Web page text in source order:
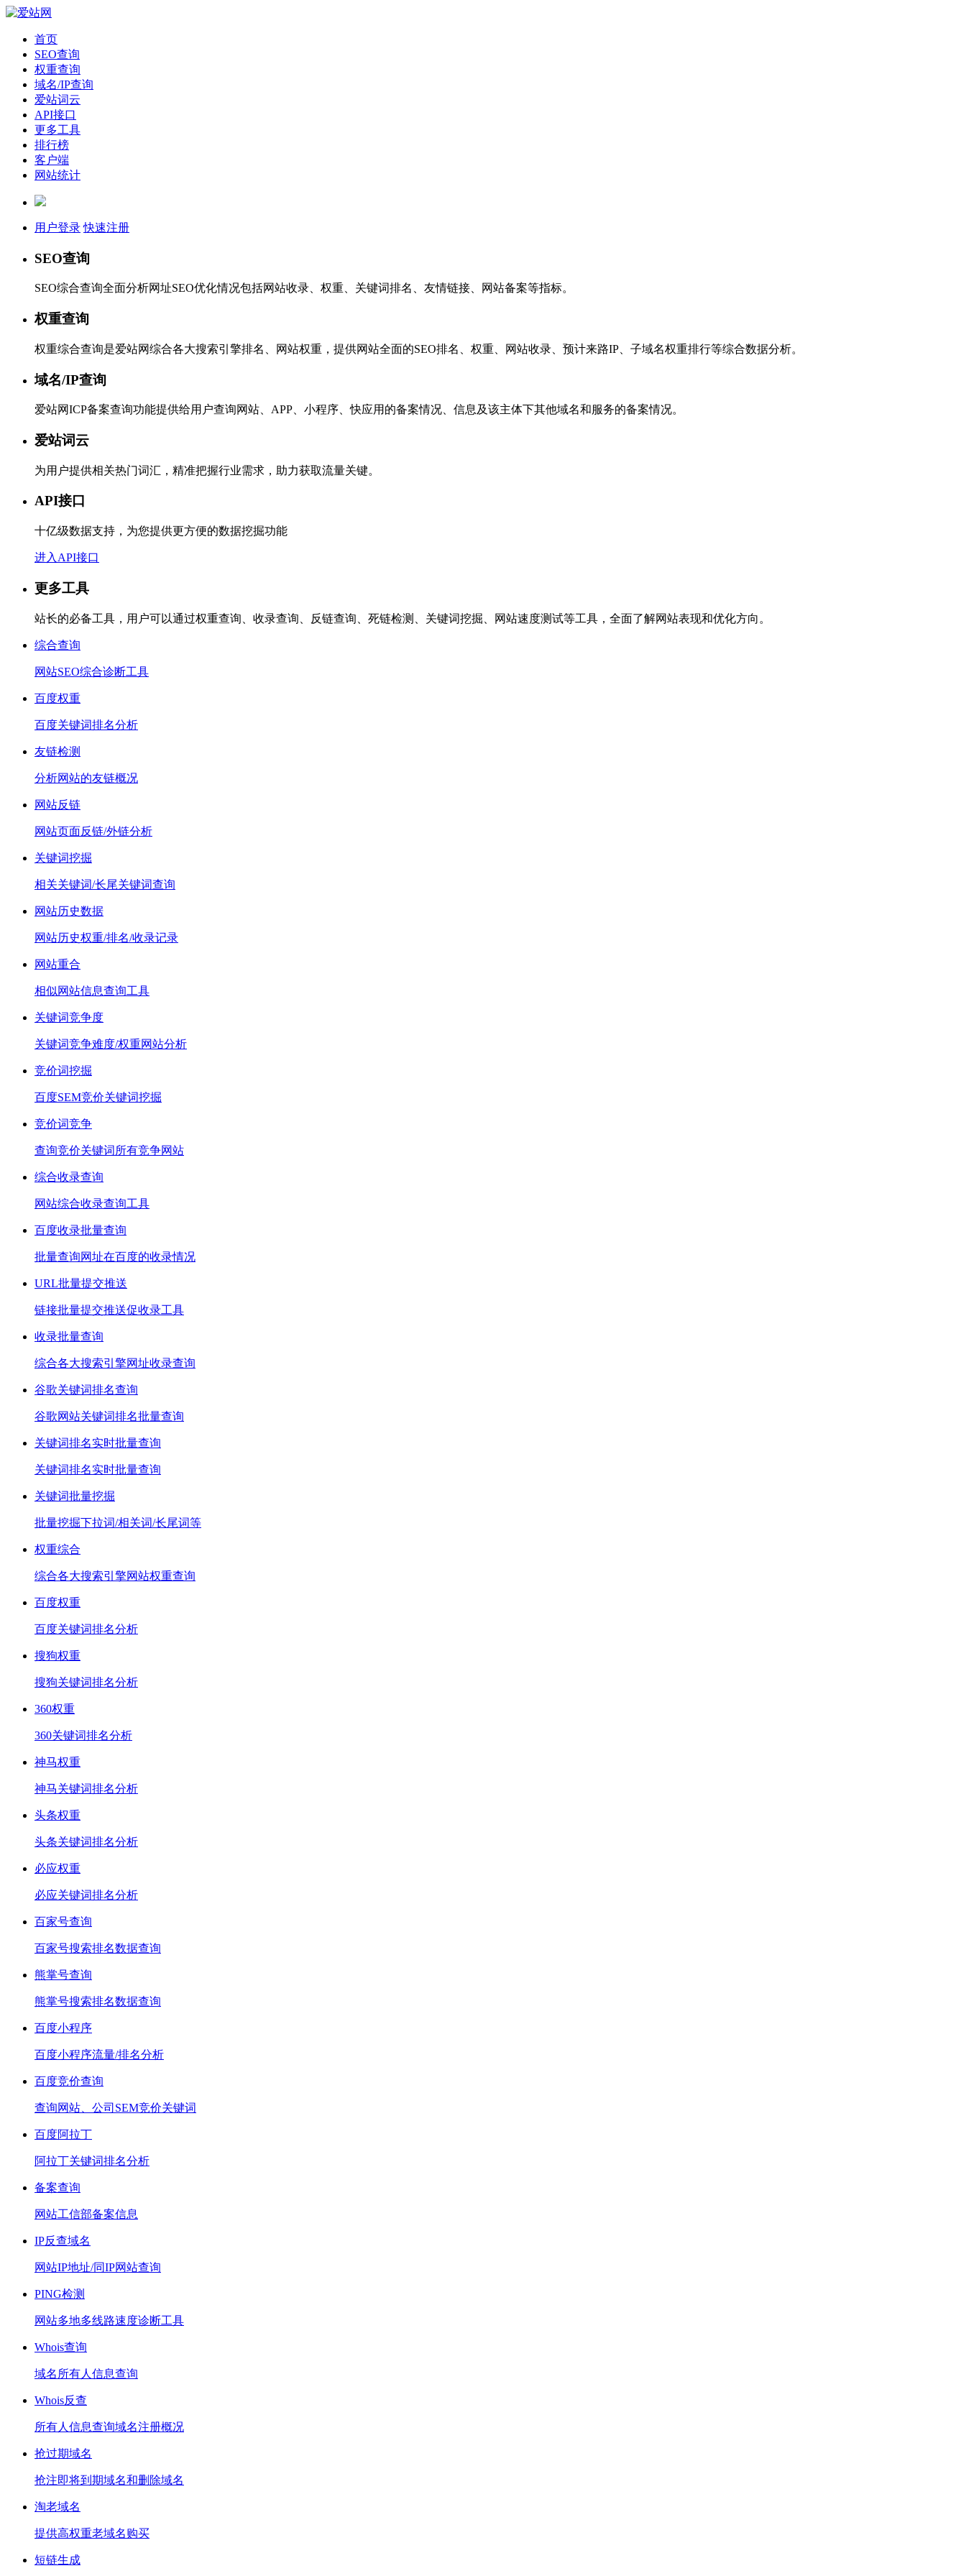
首页
SEO查询
权重查询
域名/IP查询
爱站词云
API接口
更多工具
排行榜
客户端
网站统计
用户登录 快速注册
SEO查询
SEO综合查询全面分析网址SEO优化情况包括网站收录、权重、关键词排名、友情链接、网站备案等指标。
权重查询
权重综合查询是爱站网综合各大搜索引擎排名、网站权重，提供网站全面的SEO排名、权重、网站收录、预计来路IP、子域名权重排行等综合数据分析。
域名/IP查询
爱站网ICP备案查询功能提供给用户查询网站、APP、小程序、快应用的备案情况、信息及该主体下其他域名和服务的备案情况。
爱站词云
为用户提供相关热门词汇，精准把握行业需求，助力获取流量关键。
API接口
十亿级数据支持，为您提供更方便的数据挖掘功能
进入API接口
更多工具
站长的必备工具，用户可以通过权重查询、收录查询、反链查询、死链检测、关键词挖掘、网站速度测试等工具，全面了解网站表现和优化方向。
综合查询
网站SEO综合诊断工具
百度权重
百度关键词排名分析
友链检测
分析网站的友链概况
网站反链
网站页面反链/外链分析
关键词挖掘
相关关键词/长尾关键词查询
网站历史数据
网站历史权重/排名/收录记录
网站重合
相似网站信息查询工具
关键词竞争度
关键词竞争难度/权重网站分析
竞价词挖掘
百度SEM竞价关键词挖掘
竞价词竞争
查询竞价关键词所有竞争网站
综合收录查询
网站综合收录查询工具
百度收录批量查询
批量查询网址在百度的收录情况
URL批量提交推送
链接批量提交推送促收录工具
收录批量查询
综合各大搜索引擎网址收录查询
谷歌关键词排名查询
谷歌网站关键词排名批量查询
关键词排名实时批量查询
关键词排名实时批量查询
关键词批量挖掘
批量挖掘下拉词/相关词/长尾词等
权重综合
综合各大搜索引擎网站权重查询
百度权重
百度关键词排名分析
搜狗权重
搜狗关键词排名分析
360权重
360关键词排名分析
神马权重
神马关键词排名分析
头条权重
头条关键词排名分析
必应权重
必应关键词排名分析
百家号查询
百家号搜索排名数据查询
熊掌号查询
熊掌号搜索排名数据查询
百度小程序
百度小程序流量/排名分析
百度竞价查询
查询网站、公司SEM竞价关键词
百度阿拉丁
阿拉丁关键词排名分析
备案查询
网站工信部备案信息
IP反查域名
网站IP地址/同IP网站查询
PING检测
网站多地多线路速度诊断工具
Whois查询
域名所有人信息查询
Whois反查
所有人信息查询域名注册概况
抢过期域名
抢注即将到期域名和删除域名
淘老域名
提供高权重老域名购买
短链生成